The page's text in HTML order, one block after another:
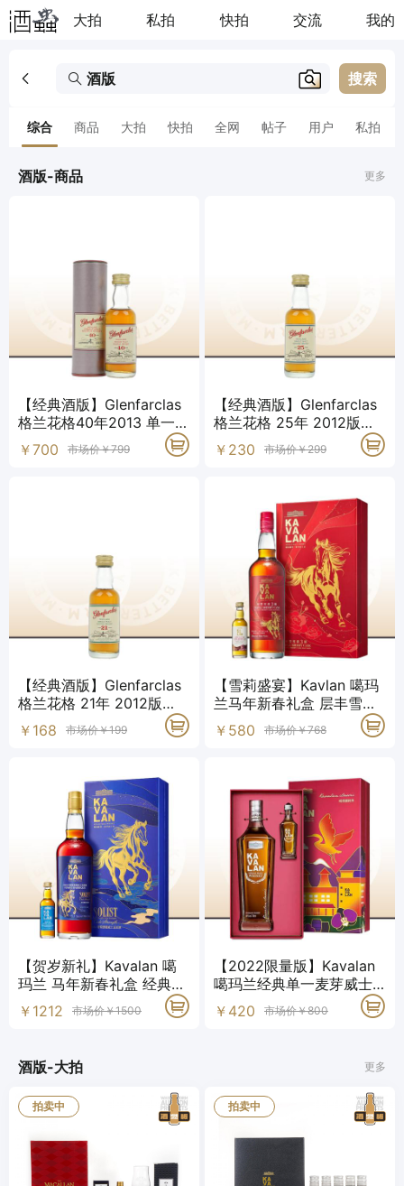
大拍 私拍 快拍 交流 我的
搜索
综合 商品 大拍 快拍 全网 帖子 用户 私拍
酒版-商品 更多
【经典酒版】Glenfarclas
格兰花格40年2013 单一麦
芽威士忌 50ml
￥700 市场价￥799
【经典酒版】Glenfarclas
格兰花格 25年 2012版
50ml 单一麦芽威士忌
￥230 市场价￥299
【经典酒版】Glenfarclas
格兰花格 21年 2012版
50ml 单一麦芽威士忌
￥168 市场价￥199
【雪莉盛宴】Kavlan 噶玛
兰马年新春礼盒 层丰雪莉3
桶 单一麦芽威士忌
￥580 市场价￥768
【贺岁新礼】Kavalan 噶
玛兰 马年新春礼盒 经典独
奏Vinho葡萄酒桶 威士忌
原酒
￥1212 市场价￥1500
【2022限量版】Kavalan
噶玛兰经典单一麦芽威士
忌
￥420 市场价￥800
酒版-大拍 更多
拍卖中 拍卖中